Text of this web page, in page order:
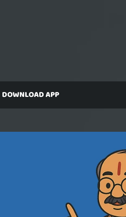
DOWNLOAD APP